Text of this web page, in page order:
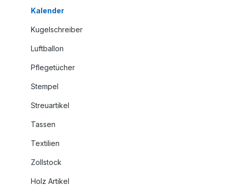
Kalender
Kugelschreiber
Luftballon
Pflegetücher
Stempel
Streuartikel
Tassen
Textilien
Zollstock
Holz Artikel